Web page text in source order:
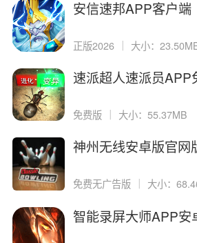
安信速邦APP客户端
正版2026 ｜ 大小：
速派超人速派员APP
免费版 大小：55.37MB
神州无线安卓版官网
免费无广告版 大小：
智能录屏大师APP安